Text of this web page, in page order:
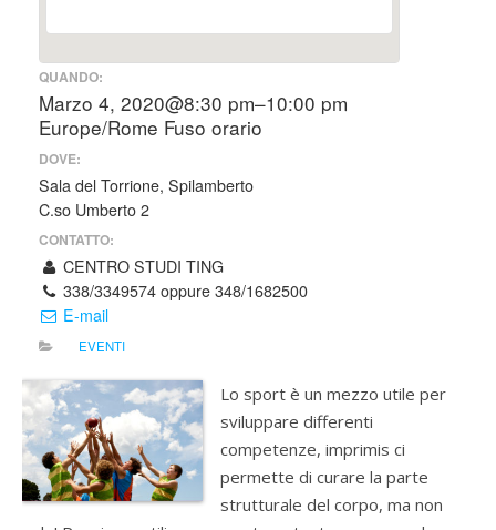
QUANDO:
Marzo 4, 2020@8:30 pm–10:00 pm
Europe/Rome Fuso orario
DOVE:
Sala del Torrione, Spilamberto
C.so Umberto 2
CONTATTO:
CENTRO STUDI TING
338/3349574 oppure 348/1682500
E-mail
EVENTI
Lo sport è un mezzo utile per
sviluppare differenti
competenze, imprimis ci
permette di curare la parte
strutturale del corpo, ma non